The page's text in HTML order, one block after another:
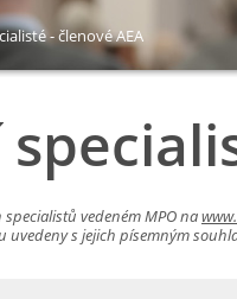
- členové AEA
vedeném MPO na
uvedeny s jejich písemným